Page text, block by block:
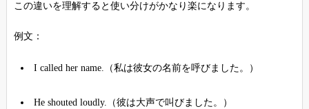
この違いを理解すると使い分けがかなり楽になります。
例文：
I called her name.（私は彼女の名前を呼びました。）
He shouted loudly.（彼は大声で叫びました。）